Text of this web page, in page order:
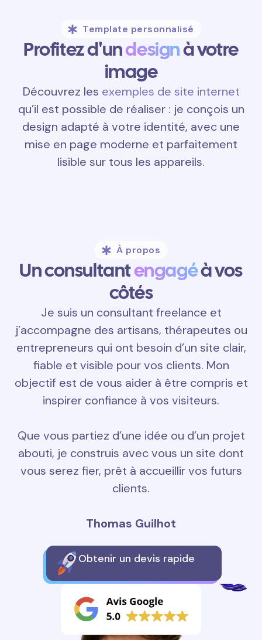
Template personnalisé
Profitez d'undesignà votre
image
Découvrez les exemples de site internet
qu’il est possible de réaliser : je conçois un
design adapté à votre identité, avec une
mise en page moderne et parfaitement
lisible sur tous les appareils.
À propos
Un consultantengagéà vos
côtés
Je suis un consultant freelance et
j’accompagne des artisans, thérapeutes ou
entrepreneurs qui ont besoin d’un site clair,
fiable et visible pour vos clients. Mon
objectif est de vous aider à être compris et
inspirer confiance à vos visiteurs.
Que vous partiez d’une idée ou d’un projet
abouti, je construis avec vous un site dont
vous serez fier, prêt à accueillir vos futurs
clients.
Thomas Guilhot
Obtenir un devis rapide